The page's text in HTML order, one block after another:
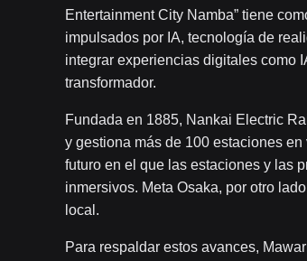
Entertainment City Namba” tiene
impulsados ​​por IA, tecnología de
integrar experiencias digitales como
transformador.
Fundada en 1885, Nankai Electric
y gestiona más de 100 estaciones
futuro en el que las estaciones y las
inmersivos. Meta Osaka, por otro
local.
Para respaldar estos avances,